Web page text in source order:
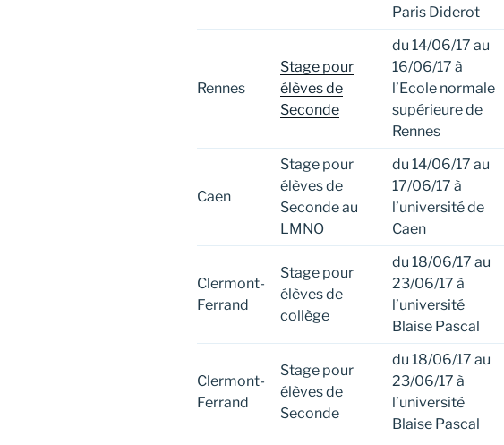
Paris Diderot
Rennes
Stage pour
élèves de
Seconde
du 14/06/17 au
16/06/17 à
l’Ecole normale
supérieure de
Rennes
Caen
Stage pour
élèves de
Seconde au
LMNO
du 14/06/17 au
17/06/17 à
l’université de
Caen
Clermont-
Ferrand
Stage pour
élèves de
collège
du 18/06/17 au
23/06/17 à
l’université
Blaise Pascal
Clermont-
Ferrand
Stage pour
élèves de
Seconde
du 18/06/17 au
23/06/17 à
l’université
Blaise Pascal